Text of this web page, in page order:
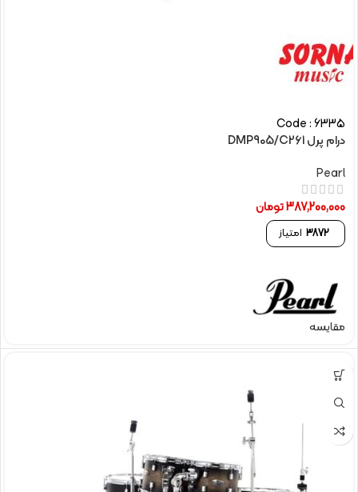
Code : 6335
درام پرل DMP905/C261
Pearl
387,200,000تومان
3872 امتیاز
مقایسه